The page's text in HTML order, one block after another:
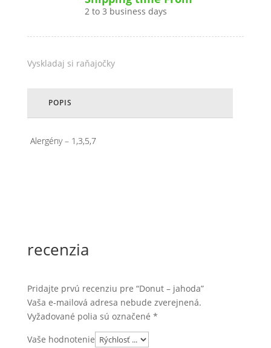
2 to 3 business days
Vyskladaj si raňajočky
POPIS
Alergény – 1,3,5,7
recenzia
Pridajte prvú recenziu pre “Donut – jahoda”
Vaša e-mailová adresa nebude zverejnená.
Vyžadované polia sú označené *
Vaše hodnotenie